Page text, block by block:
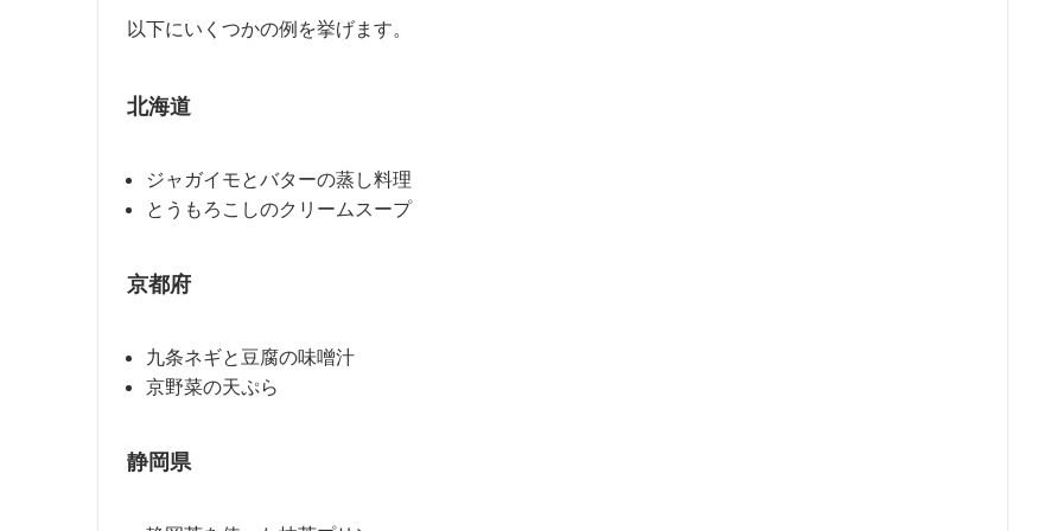
以下にいくつかの例を挙げます。
北海道
ジャガイモとバターの蒸し料理
とうもろこしのクリームスープ
京都府
九条ネギと豆腐の味噌汁
京野菜の天ぷら
静岡県